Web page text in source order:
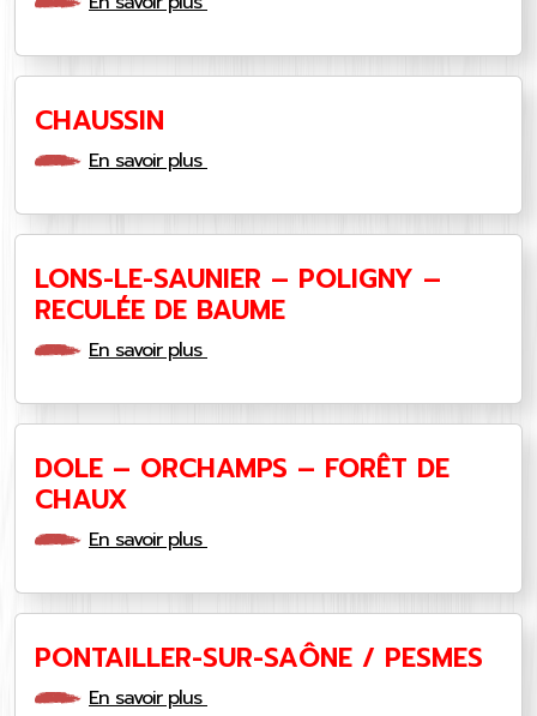
CHAUSSIN
En savoir plus
LONS-LE-SAUNIER – POLIGNY –
RECULÉE DE BAUME
En savoir plus
DOLE – ORCHAMPS – FORÊT DE
CHAUX
En savoir plus
PONTAILLER-SUR-SAÔNE / PESMES
En savoir plus